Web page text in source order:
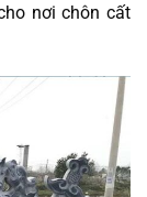
nơi chôn cất